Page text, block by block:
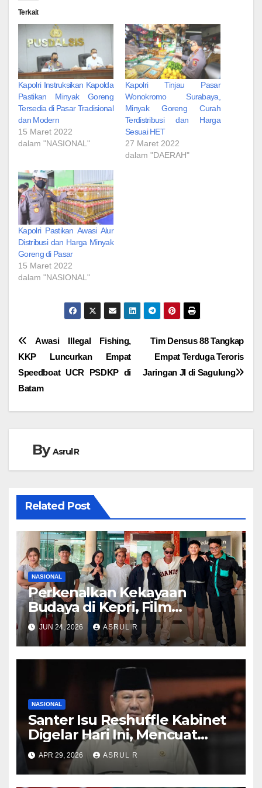
Terkait
Kapolri Instruksikan Kapolda
Pastikan Minyak Goreng
Tersedia di Pasar Tradisional
dan Modern
15 Maret 2022
dalam "NASIONAL"
Kapolri Tinjau Pasar
Wonokromo Surabaya,
Minyak Goreng Curah
Terdistribusi dan Harga
Sesuai HET
27 Maret 2022
dalam "DAERAH"
Kapolri Pastikan Awasi Alur
Distribusi dan Harga Minyak
Goreng di Pasar
15 Maret 2022
dalam "NASIONAL"
Navigasi
pos
Tim Densus 88 Tangkap
Empat Terduga Teroris
Jaringan JI di Sagulung
Awasi Illegal Fishing,
KKP Luncurkan Empat
Speedboat UCR PSDKP di
Batam
ByAsrul R
Related Post
NASIONAL
Perkenalkan Kekayaan
Budaya di Kepri, Film
“Samudra di Atas Laut”
Angkat Kisah Anak Orang
Laut
JUN 24, 2026 ASRUL R
NASIONAL
Santer Isu Reshuffle Kabinet
Digelar Hari Ini, Mencuat
Nama Eks KSAD Dudung
Abdurachman hingga Ketum
KSPSI Jumhur Hidayat ‎
APR 29, 2026 ASRUL R